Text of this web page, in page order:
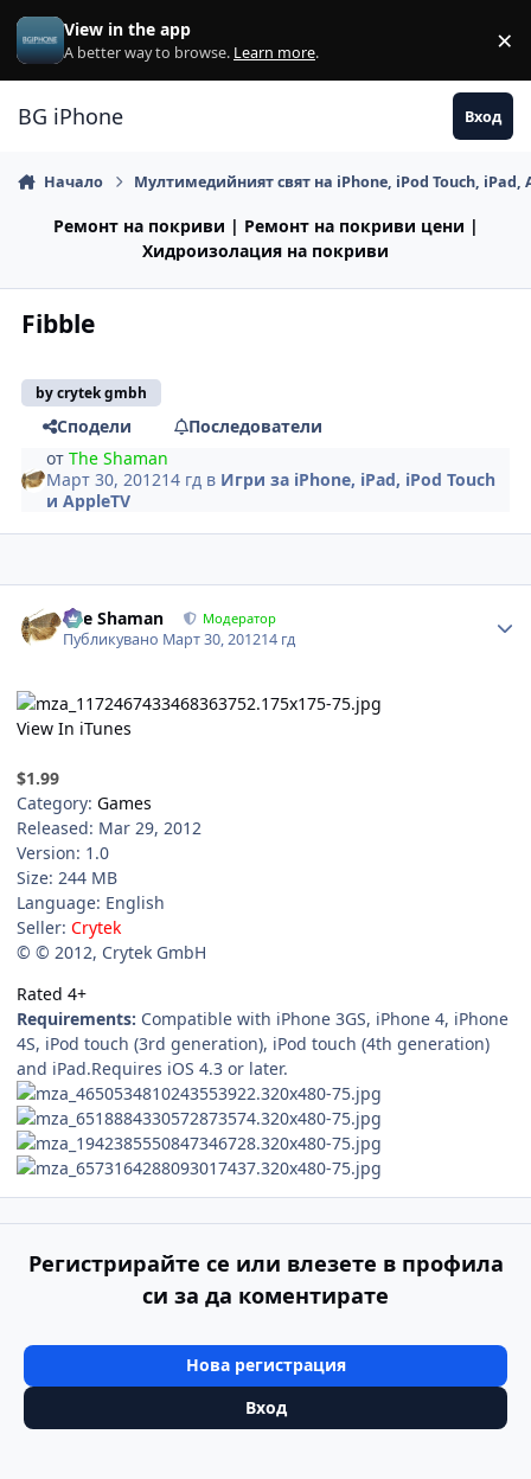
Премини към съдържанието
View in the app
A better way to browse. Learn more. ×
BG iPhone Вход
Начало Мултимедийният свят на iPhone, iPod Touch, iPad,
Ремонт на покриви | Ремонт на покриви цени |
Хидроизолация на покриви
Fibble
by crytek gmbh
Сподели
Последователи
отThe Shaman
Март 30, 201214 гд в Игри за iPhone, iPad, iPod Touch
и AppleTV
The Shaman Модератор
Публикувано Март 30, 201214 гд
View In iTunes
$1.99
Category: Games
Released: Mar 29, 2012
Version: 1.0
Size: 244 MB
Language: English
Seller: Crytek
© © 2012, Crytek GmbH
Rated 4+
Requirements: Compatible with iPhone 3GS, iPhone 4, iPhone
4S, iPod touch (3rd generation), iPod touch (4th generation)
and iPad.Requires iOS 4.3 or later.
Регистрирайте се или влезете в профила
си за да коментирате
Нова регистрация
Вход